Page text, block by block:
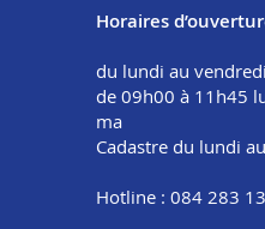
Horaires
du lundi au vendredi
de 09h00 à 11h45
ma
Cadastre du lundi
Hotline : 084 283